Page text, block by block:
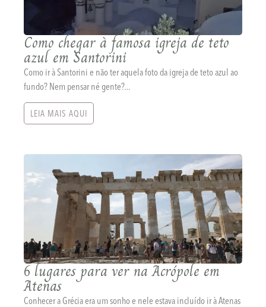
Como chegar à famosa igreja de teto
azul em Santorini
Como ir à Santorini e não ter aquela foto da igreja de teto azul ao
fundo? Nem pensar né gente?...
LEIA MAIS AQUI
6 lugares para ver na Acrópole em
Atenas
Conhecer a Grécia era um sonho e nele estava incluído ir à Atenas